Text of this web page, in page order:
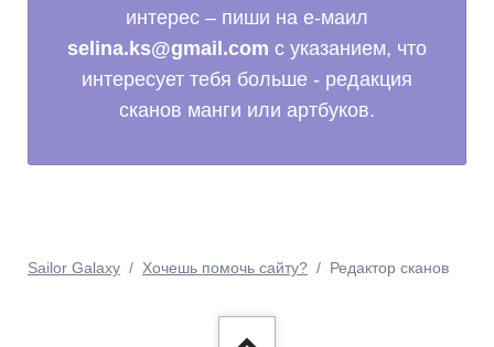
интерес – пиши на е-маил
selina.ks@gmail.com с указанием, что
интересует тебя больше - редакция
сканов манги или артбуков.
Sailor Galaxy Хочешь помочь сайту? Редактор сканов